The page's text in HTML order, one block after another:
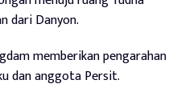
dari Danyon.
memberikan pengarahan
dan anggota Persit.